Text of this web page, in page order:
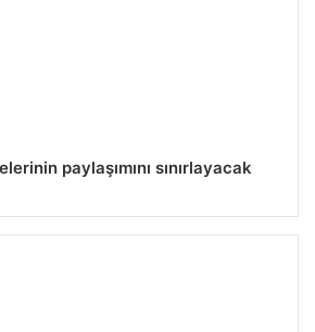
paylaşımını sınırlayacak